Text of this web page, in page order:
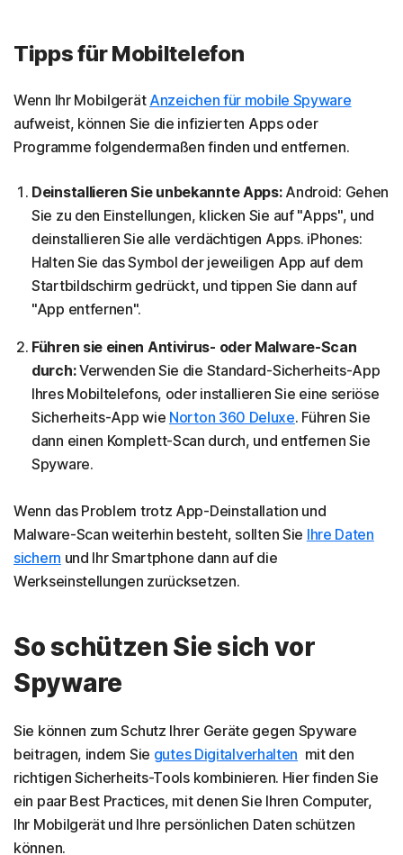
Tipps für Mobiltelefon
Wenn Ihr Mobilgerät Anzeichen für mobile Spyware
aufweist, können Sie die infizierten Apps oder
Programme folgendermaßen finden und entfernen.
Deinstallieren Sie unbekannte Apps:Android: Gehen
Sie zu den Einstellungen, klicken Sie auf "Apps", und
deinstallieren Sie alle verdächtigen Apps. iPhones:
Halten Sie das Symbol der jeweiligen App auf dem
Startbildschirm gedrückt, und tippen Sie dann auf
"App entfernen".
Führen sie einen Antivirus- oder Malware-Scan
durch:Verwenden Sie die Standard-Sicherheits-App
Ihres Mobiltelefons, oder installieren Sie eine seriöse
Sicherheits-App wie Norton 360 Deluxe. Führen Sie
dann einen Komplett-Scan durch, und entfernen Sie
Spyware.
Wenn das Problem trotz App-Deinstallation und
Malware-Scan weiterhin besteht, sollten Sie Ihre Daten
sichern und Ihr Smartphone dann auf die
Werkseinstellungen zurücksetzen.
So schützen Sie sich vor
Spyware
Sie können zum Schutz Ihrer Geräte gegen Spyware
beitragen, indem Sie gutes Digitalverhalten mit den
richtigen Sicherheits-Tools kombinieren. Hier finden Sie
ein paar Best Practices, mit denen Sie Ihren Computer,
Ihr Mobilgerät und Ihre persönlichen Daten schützen
können.